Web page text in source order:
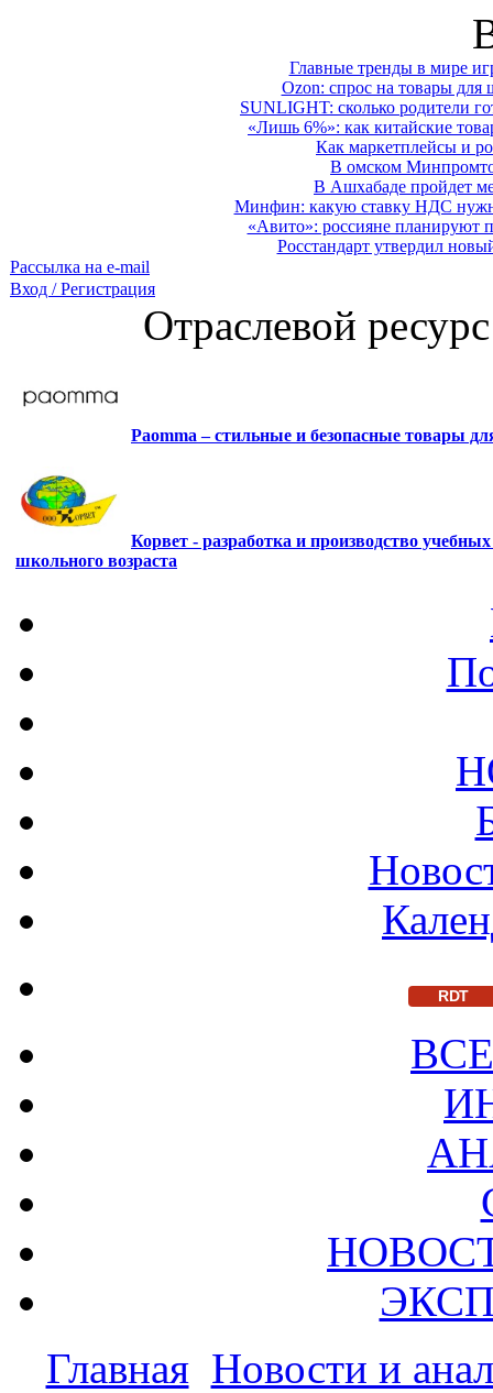
Главные тренды в мире
Ozon: спрос на товары для
SUNLIGHT: сколько родители
«Лишь 6%»: как китайские
Как маркетплейсы и
В омском
В Ашхабаде пройдет
Минфин: какую ставку НДС
«Авито»: россияне планируют
Росстандарт утвердил
Рассылка на e-mail
Вход / Регистрация
Отраслевой
Paomma – стильные и безопасные товары
Корвет - разработка и производство
школьного возраста
RDT
Главная Новости и